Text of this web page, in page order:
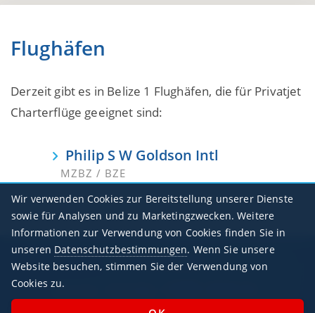
Flughäfen
Derzeit gibt es in Belize 1 Flughäfen, die für Privatjet
Charterflüge geeignet sind:
Philip S W Goldson Intl
MZBZ / BZE
Geschäftszeiten
Montag - Sonntag / 07:00 - 23:00 Uhr
Feiertags geöffnet
Wir verwenden Cookies zur Bereitstellung unserer Dienste
sowie für Analysen und zu Marketingzwecken. Weitere
Informationen zur Verwendung von Cookies finden Sie in
unseren Datenschutzbestimmungen. Wenn Sie unsere
Website besuchen, stimmen Sie der Verwendung von
Cookies zu.